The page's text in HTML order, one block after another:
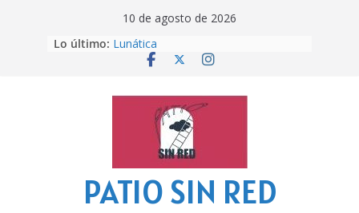
10 de agosto de 2026
Lo último: Lunática
Pero, hasta entonces…
‘La broma infinita’ de recomendar
lecturas veraniegas
Otra del Mundial
PATIO SIN RED